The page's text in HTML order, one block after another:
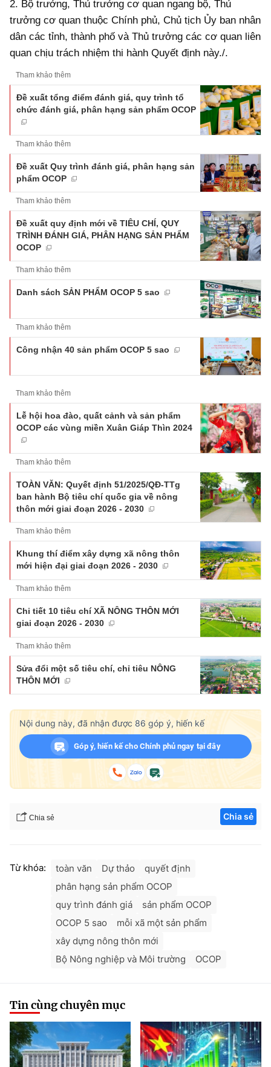
2. Bộ trưởng, Thủ trưởng cơ quan ngang bộ, Thủ
trưởng cơ quan thuộc Chính phủ, Chủ tịch Ủy ban nhân
dân các tỉnh, thành phố và Thủ trưởng các cơ quan liên
quan chịu trách nhiệm thi hành Quyết định này./.
Tham khảo thêm
Đề xuất tổng điểm đánh giá, quy trình tổ
chức đánh giá, phân hạng sản phẩm OCOP
Tham khảo thêm
Đề xuất Quy trình đánh giá, phân hạng sản
phẩm OCOP
Tham khảo thêm
Đề xuất quy định mới về TIÊU CHÍ, QUY
TRÌNH ĐÁNH GIÁ, PHÂN HẠNG SẢN PHẨM
OCOP
Tham khảo thêm
Danh sách SẢN PHẨM OCOP 5 sao
Tham khảo thêm
Công nhận 40 sản phẩm OCOP 5 sao
Tham khảo thêm
Lễ hội hoa đào, quất cảnh và sản phẩm
OCOP các vùng miền Xuân Giáp Thìn 2024
Tham khảo thêm
TOÀN VĂN: Quyết định 51/2025/QĐ-TTg
ban hành Bộ tiêu chí quốc gia về nông
thôn mới giai đoạn 2026 - 2030
Tham khảo thêm
Khung thí điểm xây dựng xã nông thôn
mới hiện đại giai đoạn 2026 - 2030
Tham khảo thêm
Chi tiết 10 tiêu chí XÃ NÔNG THÔN MỚI
giai đoạn 2026 - 2030
Tham khảo thêm
Sửa đổi một số tiêu chí, chỉ tiêu NÔNG
THÔN MỚI
Nội dung này, đã nhận được 86 góp ý, hiến kế
Góp ý, hiến kế cho Chính phủ ngay tại đây
Chia sẻ Chia sẻ
Từ khóa: toàn văn Dự thảo
quyết định
phân hạng sản phẩm OCOP
quy trình đánh giá
sản phẩm OCOP
OCOP 5 sao
mỗi xã một sản phẩm
xây dựng nông thôn mới
Bộ Nông nghiệp và Môi trường
OCOP
Tin cùng chuyên mục